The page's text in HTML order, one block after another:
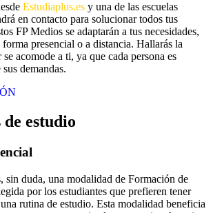
Estudiaplus.es y una de las escuelas
en contacto para solucionar todos tus
FP Medios se adaptarán a tus necesidades,
presencial o a distancia. Hallarás la
acomode a ti, ya que cada persona es
demandas.
estudio
sin duda, una modalidad de Formación de
por los estudiantes que prefieren tener
rutina de estudio. Esta modalidad beneficia